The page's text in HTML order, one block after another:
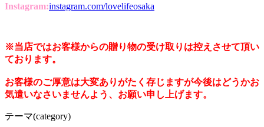
Instagram:instagram.com/lovelifeosaka
※当店ではお客様からの贈り物の受け取りは控えさせて頂い
ております。
お客様のご厚意は大変ありがたく存じますが今後はどうかお
気遣いなさいませんよう、お願い申し上げます。
テーマ(category)